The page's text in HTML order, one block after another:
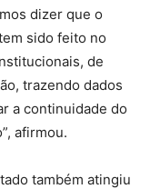
dizer que o
sido feito no
de
trazendo dados
a continuidade do
afirmou.
também atingiu